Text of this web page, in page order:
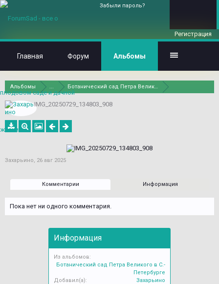
Альбомы ... Ботанический сад Петра Великого в С.-Петербурге
IMG_20250729_134803_908
Захарьино, 26 авг 2025
Комментарии Информация
Пока нет ни одного комментария.
Информация
Из альбомов:
Ботанический сад Петра Великого в С.-
Петербурге
Добавил(а):
Захарьино
Забыли пароль?
Регистрация
Главная Форум Альбомы